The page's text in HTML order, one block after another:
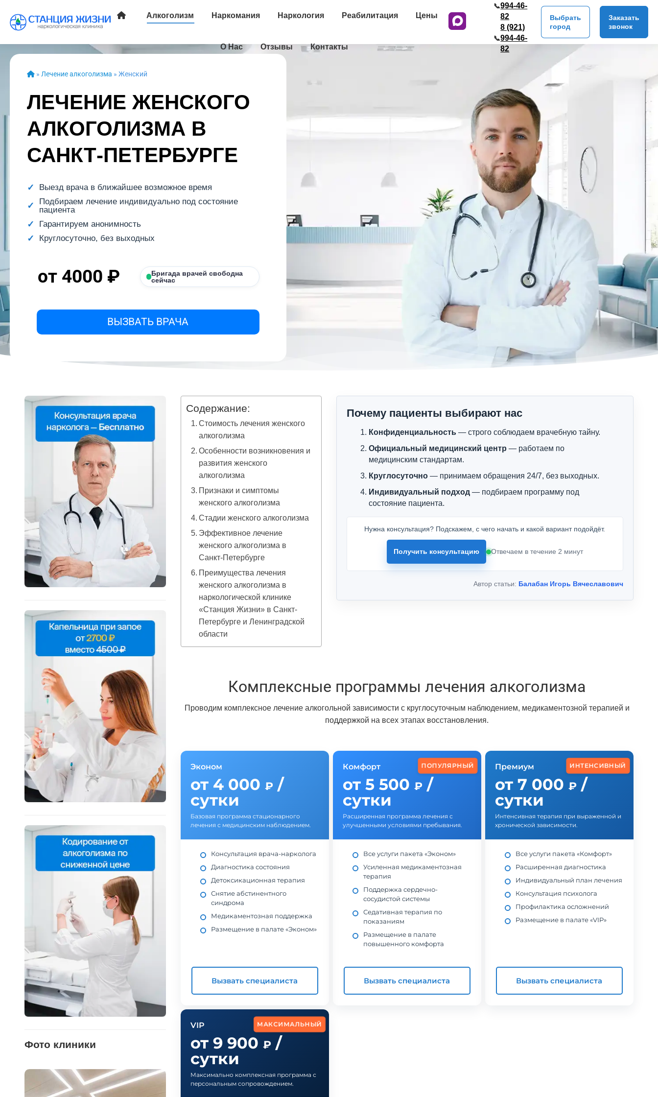
Алкоголизм Наркомания Наркология Реабилитация Цены
О Нас Отзывы Контакты
📞994-46-
82
📞
8 (921)
994-46-
82
Выбрать
город
Заказать
звонок
» Лечение алкоголизма » Женский
ЛЕЧЕНИЕ ЖЕНСКОГО
АЛКОГОЛИЗМА В
САНКТ-ПЕТЕРБУРГЕ
Выезд врача в ближайшее возможное время
Подбираем лечение индивидуально под состояние
пациента
Гарантируем анонимность
Круглосуточно, без выходных
от 4000 ₽
Бригада врачей свободна
сейчас
ВЫЗВАТЬ ВРАЧА
Фото клиники
Содержание:
Стоимость лечения женского
алкоголизма
Особенности возникновения и
развития женского
алкоголизма
Признаки и симптомы
женского алкоголизма
Стадии женского алкоголизма
Эффективное лечение
женского алкоголизма в
Санкт-Петербурге
Преимущества лечения
женского алкоголизма в
наркологической клинике
«Станция Жизни» в Санкт-
Петербурге и Ленинградской
области
Почему пациенты выбирают нас
Конфиденциальность— строго соблюдаем врачебную тайну.
Официальный медицинский центр — работаем по
медицинским стандартам.
Круглосуточно— принимаем обращения 24/7, без выходных.
Индивидуальный подход— подбираем программу под
состояние пациента.
Нужна консультация? Подскажем, с чего начать и какой вариант подойдёт.
Получить консультацию Отвечаем в течение 2 минут
Автор статьи: Балабан Игорь Вячеславович
Комплексные программы лечения алкоголизма
Проводим комплексное лечение алкогольной зависимости с круглосуточным наблюдением, медикаментозной терапией и
поддержкой на всех этапах восстановления.
Эконом
от 4 000 ₽ /
сутки
Базовая программа стационарного
лечения с медицинским наблюдением.
Консультация врача-нарколога
Диагностика состояния
Детоксикационная терапия
Снятие абстинентного
синдрома
Медикаментозная поддержка
Размещение в палате «Эконом»
Вызвать специалиста
ПОПУЛЯРНЫЙ
Комфорт
от 5 500 ₽ /
сутки
Расширенная программа лечения с
улучшенными условиями пребывания.
Все услуги пакета «Эконом»
Усиленная медикаментозная
терапия
Поддержка сердечно-
сосудистой системы
Седативная терапия по
показаниям
Размещение в палате
повышенного комфорта
Вызвать специалиста
ИНТЕНСИВНЫЙ
Премиум
от 7 000 ₽/
сутки
Интенсивная терапия при выраженной и
хронической зависимости.
Все услуги пакета «Комфорт»
Расширенная диагностика
Индивидуальный план лечения
Консультация психолога
Профилактика осложнений
Размещение в палате «VIP»
Вызвать специалиста
МАКСИМАЛЬНЫЙ
VIP
от 9 900 ₽/
сутки
Максимально комплексная программа с
персональным сопровождением.